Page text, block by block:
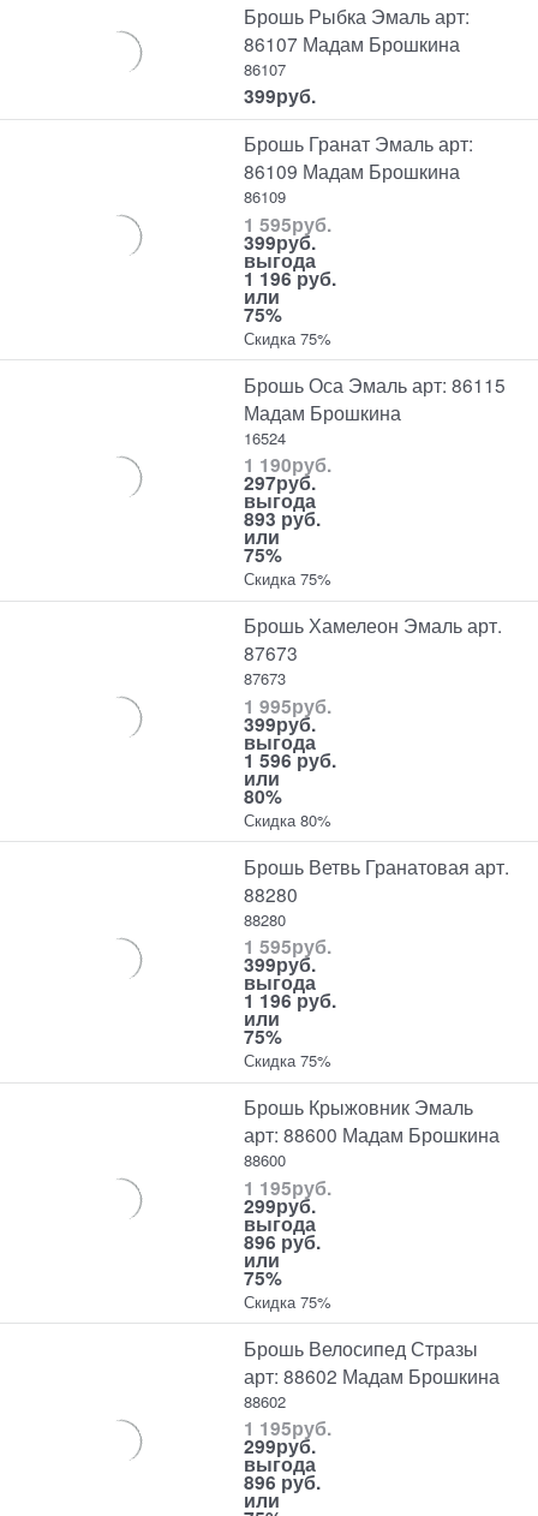
Брошь Рыбка Эмаль арт:
86107 Мадам Брошкина
86107
399руб.
Брошь Гранат Эмаль арт:
86109 Мадам Брошкина
86109
1 595руб.
399руб.
выгода
1 196 руб.
или
75%
Скидка 75%
Брошь Оса Эмаль арт: 86115
Мадам Брошкина
16524
1 190руб.
297руб.
выгода
893 руб.
или
75%
Скидка 75%
Брошь Хамелеон Эмаль арт.
87673
87673
1 995руб.
399руб.
выгода
1 596 руб.
или
80%
Скидка 80%
Брошь Ветвь Гранатовая арт.
88280
88280
1 595руб.
399руб.
выгода
1 196 руб.
или
75%
Скидка 75%
Брошь Крыжовник Эмаль
арт: 88600 Мадам Брошкина
88600
1 195руб.
299руб.
выгода
896 руб.
или
75%
Скидка 75%
Брошь Велосипед Стразы
арт: 88602 Мадам Брошкина
88602
1 195руб.
299руб.
выгода
896 руб.
или